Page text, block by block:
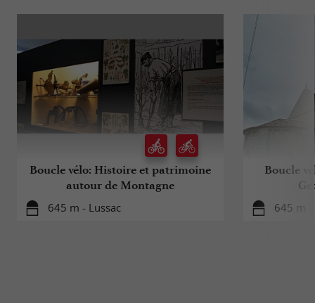
Boucle vélo: Histoire et patrimoine
autour de Montagne
645 m - Lussac
Boucle
645 m -